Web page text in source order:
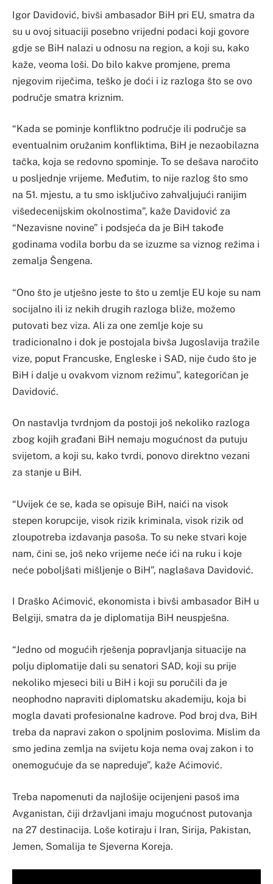
Igor Davidović, bivši ambasador BiH pri EU, smatra da
su u ovoj situaciji posebno vrijedni podaci koji govore
gdje se BiH nalazi u odnosu na region, a koji su, kako
kaže, veoma loši. Do bilo kakve promjene, prema
njegovim riječima, teško je doći i iz razloga što se ovo
područje smatra kriznim.
“Kada se pominje konfliktno područje ili područje sa
eventualnim oružanim konfliktima, BiH je nezaobilazna
tačka, koja se redovno spominje. To se dešava naročito
u posljednje vrijeme. Međutim, to nije razlog što smo
na 51. mjestu, a tu smo isključivo zahvaljujući ranijim
višedecenijskim okolnostima”, kaže Davidović za
“Nezavisne novine” i podsjeća da je BiH takođe
godinama vodila borbu da se izuzme sa viznog režima i
zemalja Šengena.
“Ono što je utješno jeste to što u zemlje EU koje su nam
socijalno ili iz nekih drugih razloga bliže, možemo
putovati bez viza. Ali za one zemlje koje su
tradicionalno i dok je postojala bivša Jugoslavija tražile
vize, poput Francuske, Engleske i SAD, nije čudo što je
BiH i dalje u ovakvom viznom režimu”, kategoričan je
Davidović.
On nastavlja tvrdnjom da postoji još nekoliko razloga
zbog kojih građani BiH nemaju mogućnost da putuju
svijetom, a koji su, kako tvrdi, ponovo direktno vezani
za stanje u BiH.
“Uvijek će se, kada se opisuje BiH, naići na visok
stepen korupcije, visok rizik kriminala, visok rizik od
zloupotreba izdavanja pasoša. To su neke stvari koje
nam, čini se, još neko vrijeme neće ići na ruku i koje
neće poboljšati mišljenje o BiH”, naglašava Davidović.
I Draško Aćimović, ekonomista i bivši ambasador BiH u
Belgiji, smatra da je diplomatija BiH neuspješna.
“Jedno od mogućih rješenja popravljanja situacije na
polju diplomatije dali su senatori SAD, koji su prije
nekoliko mjeseci bili u BiH i koji su poručili da je
neophodno napraviti diplomatsku akademiju, koja bi
mogla davati profesionalne kadrove. Pod broj dva, BiH
treba da napravi zakon o spoljnim poslovima. Mislim da
smo jedina zemlja na svijetu koja nema ovaj zakon i to
onemogućuje da se napreduje”, kaže Aćimović.
Treba napomenuti da najlošije ocijenjeni pasoš ima
Avganistan, čiji državljani imaju mogućnost putovanja
na 27 destinacija. Loše kotiraju i Iran, Sirija, Pakistan,
Jemen, Somalija te Sjeverna Koreja.